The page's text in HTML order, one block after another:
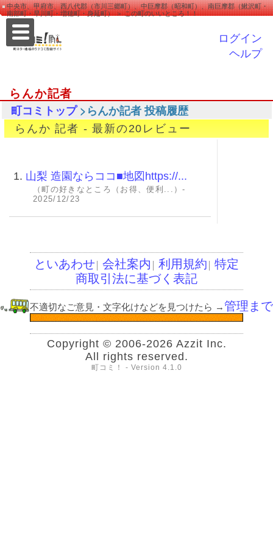
中央市、甲府市、西八代郡（市川三郷町）、中巨摩郡（昭和町）、南巨摩郡（鰍沢町・
南部町・早川町・増穂町・身延町） ＞ この町のいいところ！！
ログイン
ヘルプ
らんか記者
町コミトップ>らんか記者 投稿履歴
らんか 記者 - 最新の20レビュー
1. 山梨 造園ならココ■地図https://...
（町の好きなところ（お得、便利...）-
2025/12/23
といあわせ 会社案内 利用規約 特定
商取引法に基づく表記
不適切なご意見・文字化けなどを見つけたら →管理まで
Copyright © 2006-2026 Azzit Inc.
All rights reserved.
町コミ！ - Version 4.1.0